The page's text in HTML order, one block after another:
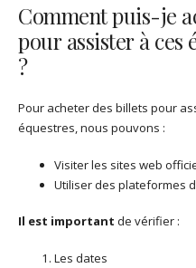
Comment puis-je
pour assister à ces
?
Pour acheter des billets pour
équestres, nous pouvons :
Visiter les sites web
Utiliser des plateformes
Il est important de vérifier :
Les dates